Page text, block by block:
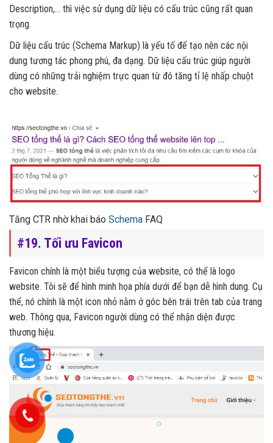
Description,… thì việc sử dụng dữ liệu có cấu trúc cũng rất quan
trọng.
Dữ liệu cấu trúc (Schema Markup) là yếu tố để tạo nên các nội
dung tương tác phong phú, đa dạng. Dữ liệu cấu trúc giúp người
dùng có những trải nghiệm trực quan từ đó tăng tỉ lệ nhấp chuột
cho website.
Tăng CTR nhờ khai báo Schema FAQ
#19. Tối ưu Favicon
Favicon chính là một biểu tượng của website, có thể là logo
website. Tôi sẽ để hình minh họa phía dưới để bạn dễ hình dung. Cụ
thể, nó chính là một icon nhỏ nằm ở góc bên trái trên tab của trang
web. Thông qua, Favicon người dùng có thể nhận diện được
thương hiệu.